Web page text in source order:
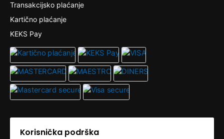
Transakcijsko plaćanje
Kartično plaćanje
KEKS Pay
Korisnička podrška